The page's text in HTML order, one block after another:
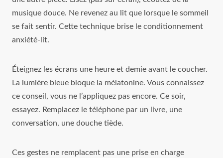
musique douce. Ne revenez au lit que lorsque le sommeil
se fait sentir. Cette technique brise le conditionnement
anxiété-lit.
Éteignez les écrans une heure et demie avant le coucher.
La lumière bleue bloque la mélatonine. Vous connaissez
ce conseil, vous ne l’appliquez pas encore. Ce soir,
essayez. Remplacez le téléphone par un livre, une
conversation, une douche tiède.
Ces gestes ne remplacent pas une prise en charge